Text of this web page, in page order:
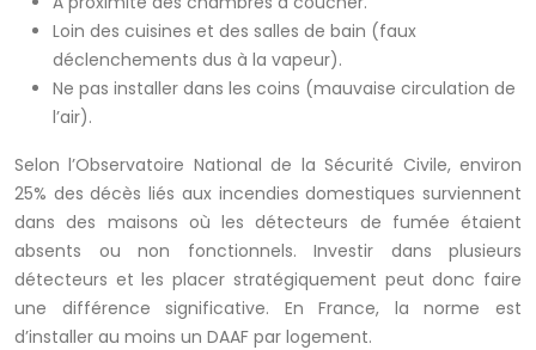
Loin des cuisines et des salles de bain (faux
déclenchements dus à la vapeur).
Ne pas installer dans les coins (mauvaise circulation de
l’air).
Selon l’Observatoire National de la Sécurité Civile, environ
25% des décès liés aux incendies domestiques surviennent
dans des maisons où les détecteurs de fumée étaient
absents ou non fonctionnels. Investir dans plusieurs
détecteurs et les placer stratégiquement peut donc faire
une différence significative. En France, la norme est
d’installer au moins un DAAF par logement.